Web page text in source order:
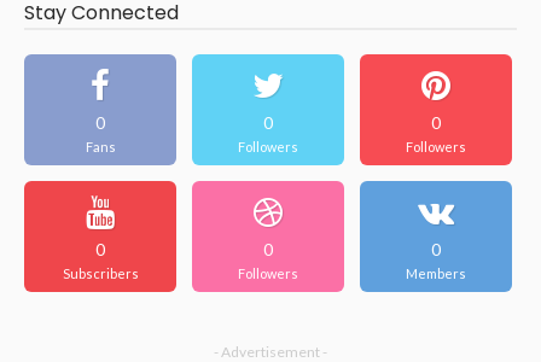
Stay Connected
0
Fans
0
Followers
0
Followers
0
Subscribers
0
Followers
0
Members
- Advertisement -